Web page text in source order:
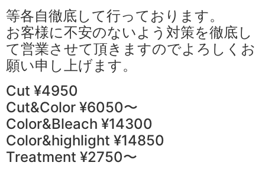
等各自徹底して行っております。
お客様に不安のないよう対策を徹底し
て営業させて頂きますのでよろしくお
願い申し上げます。
Cut ¥4950
Cut&Color ¥6050〜
Color&Bleach ¥14300
Color&highlight ¥14850
Treatment ¥2750〜